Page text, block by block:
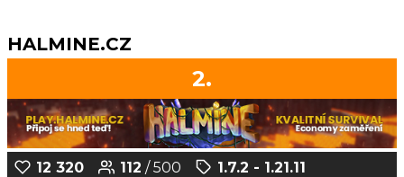
HALMINE.CZ
2.
12 320 112 / 500
1.7.2 - 1.21.11